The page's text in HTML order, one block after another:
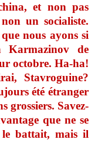
et non pas
un socialiste.
nous ayons si
de
octobre. Ha-ha!
Stavroguine?
été étranger
grossiers. Savez-
que ne se
battait, mais il